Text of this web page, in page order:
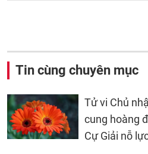
Tin cùng chuyên mục
Tử vi Chủ
cung hoàng
Cự Giải nỗ